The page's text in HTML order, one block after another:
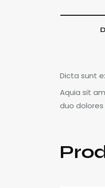
Dicta sunt
Aquia sit
duo